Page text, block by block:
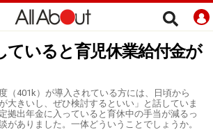
ていると育児休業給付金が
（401k）が導入されている方には、日頃から
大きいし、ぜひ検討するといい」と話していま
拠出年金に入っていると育休中の手当が減るっ
がありました。一体どういうことでしょうか。